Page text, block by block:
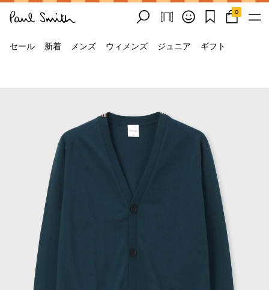
0
セール 新着 メンズ ウィメンズ ジュニア ギフト